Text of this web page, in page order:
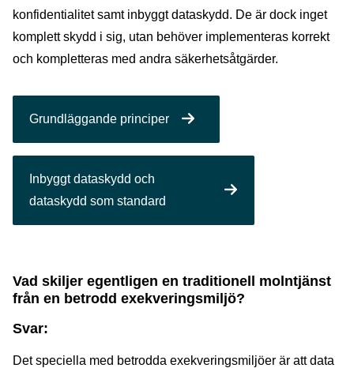
konfidentialitet samt inbyggt dataskydd. De är dock inget
komplett skydd i sig, utan behöver implementeras korrekt
och kompletteras med andra säkerhetsåtgärder.
Grundläggande principer
Inbyggt dataskydd och
dataskydd som standard
Vad skiljer egentligen en traditionell molntjänst
från en betrodd exekveringsmiljö?
Svar:
Det speciella med betrodda exekveringsmiljöer är att data